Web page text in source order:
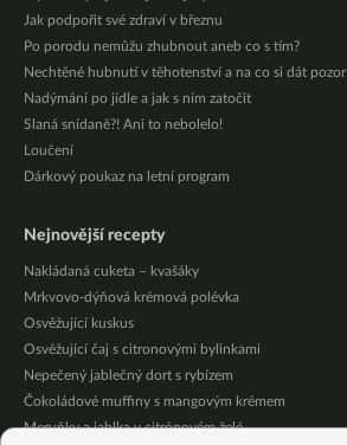
Jak podpořit své zdraví v březnu
Po porodu nemůžu zhubnout aneb co s tím?
Nechtěné hubnutí v těhotenství a na co si dát pozor
Nadýmání po jídle a jak s ním zatočit
Slaná snídaně?! Ani to nebolelo!
Loučení
Dárkový poukaz na letní program
Nejnovější recepty
Nakládaná cuketa – kvašáky
Mrkvovo-dýňová krémová polévka
Osvěžující kuskus
Osvěžující čaj s citronovými bylinkami
Nepečený jablečný dort s rybízem
Čokoládové muffiny s mangovým krémem
Meruňky a jablka v citrónovém želé